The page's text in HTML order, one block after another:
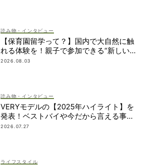
読み物・インタビュー
【保育園留学って？】国内で大自然に触
れる体験を！親子で参加できる“新しい選
択肢”
2026.08.03
読み物・インタビュー
VERYモデルの【2025年ハイライト】を
発表！ベストバイや今だから言える事件
簿も大公開
2026.07.27
ライフスタイル